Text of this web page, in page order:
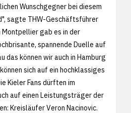
Wunschgegner bei diesem
sagte THW-Geschäftsführer
gab es in der
spannende Duelle auf
das können wir auch in Hamburg
sich auf ein hochklassiges
Kieler Fans dürften im
auf einen Leistungsträger der
Kreisläufer Veron Nacinovic.